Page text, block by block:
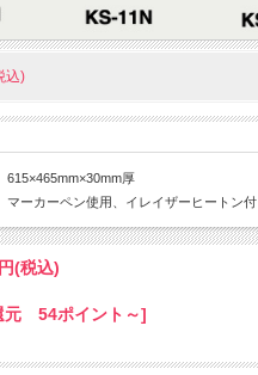
込)
615×465mm×30mm厚
マーカーペン使用、イレイザーヒートン付
(税込)
元 54ポイント～]